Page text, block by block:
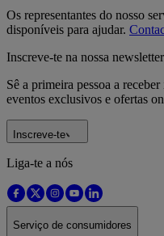
Os representantes do nosso
disponíveis para ajudar.
Inscreve-te na nossa newsletter
Sê a primeira pessoa a
eventos exclusivos e ofertas
Inscreve-te
Liga-te a nós
Serviço de consumidores